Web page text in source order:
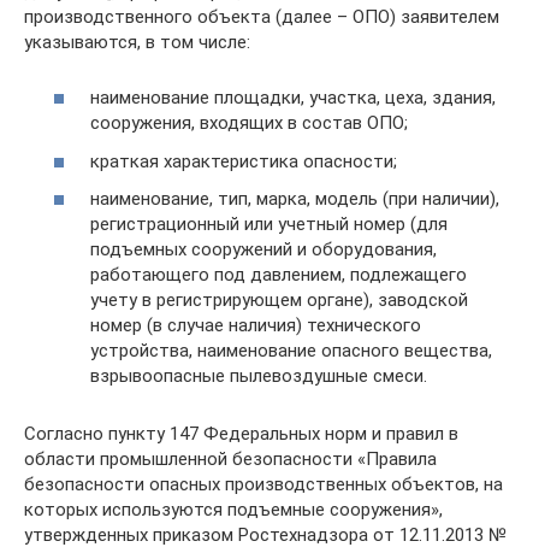
производственного объекта (далее – ОПО) заявителем
указываются, в том числе:
наименование площадки, участка, цеха, здания,
сооружения, входящих в состав ОПО;
краткая характеристика опасности;
наименование, тип, марка, модель (при наличии),
регистрационный или учетный номер (для
подъемных сооружений и оборудования,
работающего под давлением, подлежащего
учету в регистрирующем органе), заводской
номер (в случае наличия) технического
устройства, наименование опасного вещества,
взрывоопасные пылевоздушные смеси.
Согласно пункту 147 Федеральных норм и правил в
области промышленной безопасности «Правила
безопасности опасных производственных объектов, на
которых используются подъемные сооружения»,
утвержденных приказом Ростехнадзора от 12.11.2013 №